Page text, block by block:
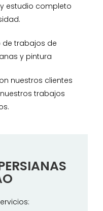
estudio completo
de trabajos de
y pintura
nuestros clientes
trabajos